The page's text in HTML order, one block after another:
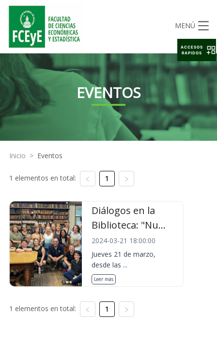
MENÚ
EVENTOS
Inicio > Eventos
1 elementos en total: 1
Diálogos en la
Biblioteca: "Nu...
2024-03-21 18:00:00
Jueves 21 de marzo,
desde las ...
Leer más
1 elementos en total: 1
ACCESOS
RAPIDOS